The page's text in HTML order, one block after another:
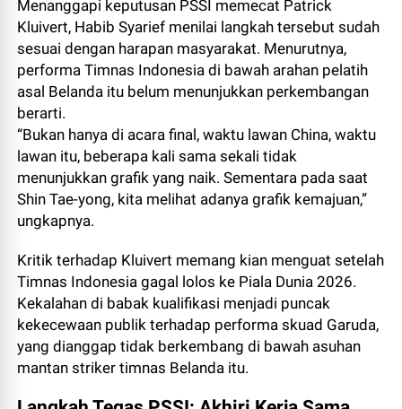
Menanggapi keputusan PSSI memecat Patrick
Kluivert, Habib Syarief menilai langkah tersebut sudah
sesuai dengan harapan masyarakat. Menurutnya,
performa Timnas Indonesia di bawah arahan pelatih
asal Belanda itu belum menunjukkan perkembangan
berarti.
“Bukan hanya di acara final, waktu lawan China, waktu
lawan itu, beberapa kali sama sekali tidak
menunjukkan grafik yang naik. Sementara pada saat
Shin Tae-yong, kita melihat adanya grafik kemajuan,”
ungkapnya.
Kritik terhadap Kluivert memang kian menguat setelah
Timnas Indonesia gagal lolos ke Piala Dunia 2026.
Kekalahan di babak kualifikasi menjadi puncak
kekecewaan publik terhadap performa skuad Garuda,
yang dianggap tidak berkembang di bawah asuhan
mantan striker timnas Belanda itu.